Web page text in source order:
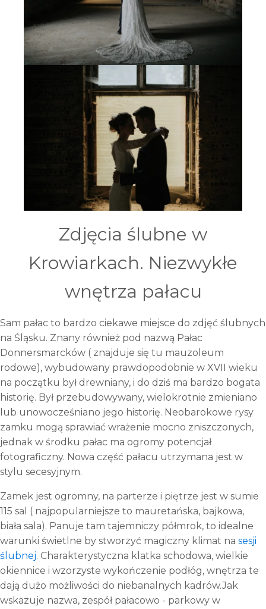
Zdjęcia ślubne w
Krowiarkach. Niezwykłe
wnętrza pałacu
Sam pałac to bardzo ciekawe miejsce do zdjęć ślubnych
na Śląsku. Znany również pod nazwą Pałac
Donnersmarcków ( znajduje się tu mauzoleum
rodowe), wybudowany prawdopodobnie w XVII wieku
na początku był drewniany, i do dziś ma bardzo bogata
historię. Był przebudowywany, wielokrotnie zmieniano
lub unowocześniano jego historię. Neobarokowe rysy
zamku mogą sprawiać wrażenie mocno zniszczonych,
jednak w środku pałac ma ogromy potencjał
fotograficzny. Nowa część pałacu utrzymana jest w
stylu secesyjnym.
Zamek jest ogromny, na parterze i piętrze jest w sumie
115 sal ( najpopularniejsze to mauretańska, bajkowa,
biała sala). Panuje tam tajemniczy półmrok, to idealne
warunki świetlne by stworzyć magiczny klimat na sesji
ślubnej. Charakterystyczna klatka schodowa, wielkie
okiennice i wzorzyste wykończenie podłóg, wnętrza te
dają dużo możliwości do niebanalnych kadrów.Jak
wskazuje nazwa, zespół pałacowo - parkowy w